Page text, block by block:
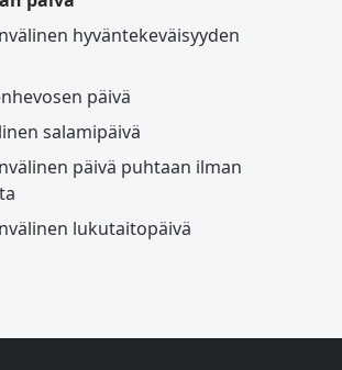
hyväntekeväisyyden
päivä
salamipäivä
päivä puhtaan ilman
lukutaitopäivä